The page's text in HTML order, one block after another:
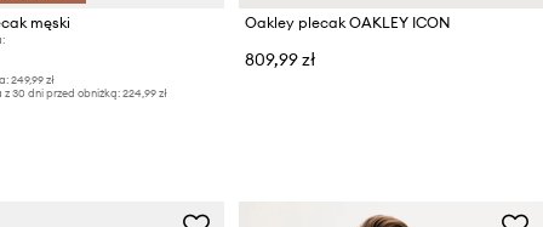
męski
249,99 zł
z 30 dni przed obniżką: 224,99 zł
Oakley plecak OAKLEY ICON
809,99 zł